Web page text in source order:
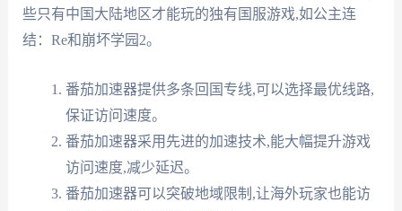
些只有中国大陆地区才能玩的独有国服游戏,如公主连
结：Re和崩坏学园2。
番茄加速器提供多条回国专线,可以选择最优线路,
保证访问速度。
番茄加速器采用先进的加速技术,能大幅提升游戏
访问速度,减少延迟。
番茄加速器可以突破地域限制,让海外玩家也能访